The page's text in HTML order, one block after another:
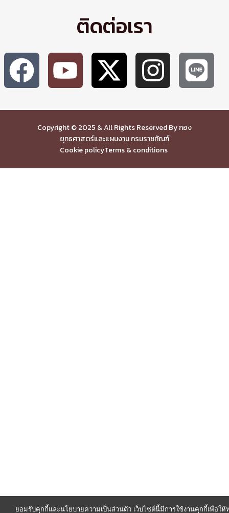
ติดต่อเรา
Copyright © 2025 & All Rights Reserved By กอง
ยุทธศาสตร์และแผนงาน กรมราชทัณฑ์
Cookie policyTerms & conditions
ยอมรับคุกกี้และนโยบายความเป็นส่วนตัว เว็บไซต์นี้มีการใช้งานคุกกี้เพื่อให้